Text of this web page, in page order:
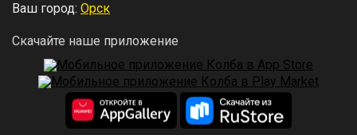
Ваш город: Орск
Скачайте наше приложение